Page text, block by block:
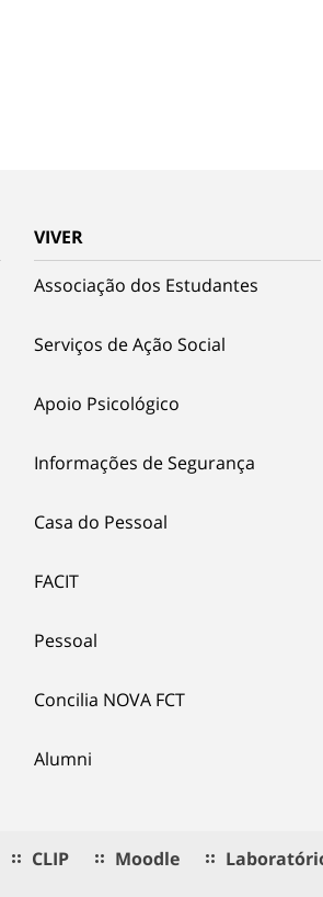
VIVER
Associação dos Estudantes
Serviços de Ação Social
Apoio Psicológico
Informações de Segurança
Casa do Pessoal
FACIT
Pessoal
Concilia NOVA FCT
Alumni
CLIP Moodle